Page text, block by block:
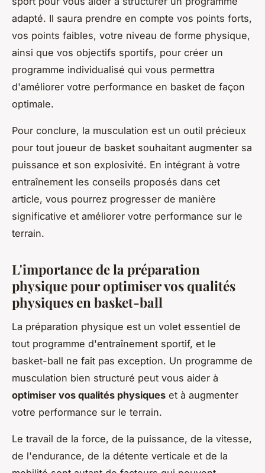
adapté. Il saura prendre en compte vos points forts,
vos points faibles, votre niveau de forme physique,
ainsi que vos objectifs sportifs, pour créer un
programme individualisé qui vous permettra
d'améliorer votre performance en basket de façon
optimale.
Pour conclure, la musculation est un outil précieux
pour tout joueur de basket souhaitant augmenter sa
puissance et son explosivité. En intégrant à votre
entraînement les conseils proposés dans cet
article, vous pourrez progresser de manière
significative et améliorer votre performance sur le
terrain.
L'importance de la préparation
physique pour optimiser vos qualités
physiques en basket-ball
La préparation physique est un volet essentiel de
tout programme d'entraînement sportif, et le
basket-ball ne fait pas exception. Un programme de
musculation bien structuré peut vous aider à
optimiser vos qualités physiques et à augmenter
votre performance sur le terrain.
Le travail de la force, de la puissance, de la vitesse,
de l'endurance, de la détente verticale et de la